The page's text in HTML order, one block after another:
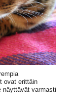
ovat erittäin
näyttävät varmasti